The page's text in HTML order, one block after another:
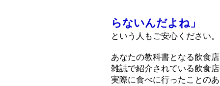
らないんだよね」
という人もご安心ください。
あなたの教科書となる飲食
雑誌で紹介されている飲食
実際に食べに行ったことの